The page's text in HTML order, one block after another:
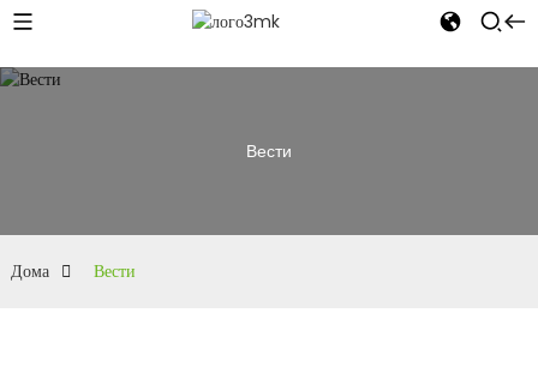
Вести
Дома Вести